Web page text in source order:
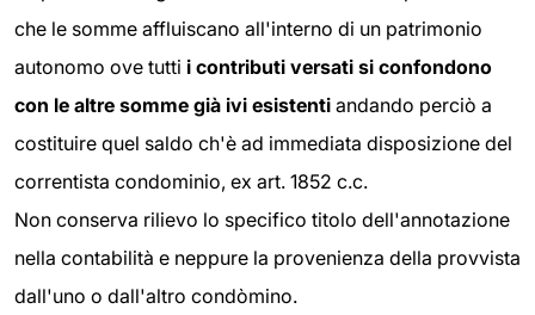
che le somme affluiscano all'interno di un patrimonio
autonomo ove tutti i contributi versati si confondono
con le altre somme già ivi esistenti andando perciò a
costituire quel saldo ch'è ad immediata disposizione del
correntista condominio, ex art. 1852 c.c.
Non conserva rilievo lo specifico titolo dell'annotazione
nella contabilità e neppure la provenienza della provvista
dall'uno o dall'altro condòmino.